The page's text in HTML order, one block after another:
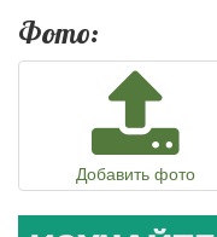
Фото:
Добавить фото